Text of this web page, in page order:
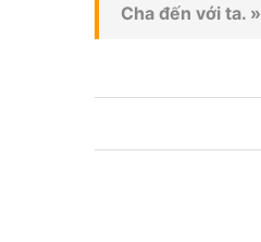
Cha đến với ta. »